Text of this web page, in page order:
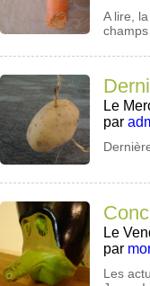
A lire,
champs
Le
par
Le
par
Les